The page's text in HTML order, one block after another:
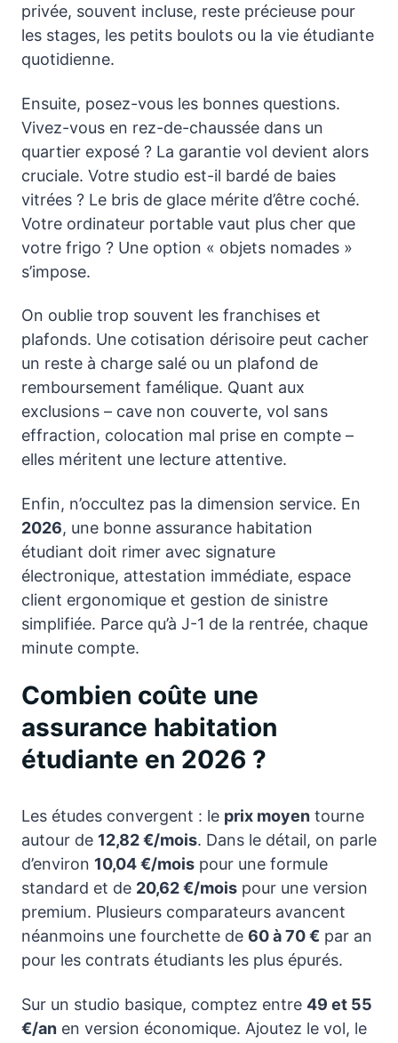
privée, souvent incluse, reste précieuse pour
les stages, les petits boulots ou la vie étudiante
quotidienne.
Ensuite, posez-vous les bonnes questions.
Vivez-vous en rez-de-chaussée dans un
quartier exposé ? La garantie vol devient alors
cruciale. Votre studio est-il bardé de baies
vitrées ? Le bris de glace mérite d’être coché.
Votre ordinateur portable vaut plus cher que
votre frigo ? Une option « objets nomades »
s’impose.
On oublie trop souvent les franchises et
plafonds. Une cotisation dérisoire peut cacher
un reste à charge salé ou un plafond de
remboursement famélique. Quant aux
exclusions – cave non couverte, vol sans
effraction, colocation mal prise en compte –
elles méritent une lecture attentive.
Enfin, n’occultez pas la dimension service. En
2026, une bonne assurance habitation
étudiant doit rimer avec signature
électronique, attestation immédiate, espace
client ergonomique et gestion de sinistre
simplifiée. Parce qu’à J-1 de la rentrée, chaque
minute compte.
Combien coûte une
assurance habitation
étudiante en 2026 ?
Les études convergent : le prix moyen tourne
autour de 12,82 €/mois. Dans le détail, on parle
d’environ 10,04 €/mois pour une formule
standard et de 20,62 €/mois pour une version
premium. Plusieurs comparateurs avancent
néanmoins une fourchette de 60 à 70 € par an
pour les contrats étudiants les plus épurés.
Sur un studio basique, comptez entre 49 et 55
€/an en version économique. Ajoutez le vol, le